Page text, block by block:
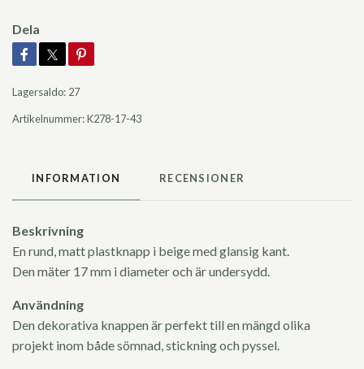
Dela
Lagersaldo: 27
Artikelnummer:K278-17-43
INFORMATION RECENSIONER
Beskrivning
En rund, matt plastknapp i beige med glansig kant.
Den mäter 17 mm i diameter och är undersydd.
Användning
Den dekorativa knappen är perfekt till en mängd olika
projekt inom både sömnad, stickning och pyssel.